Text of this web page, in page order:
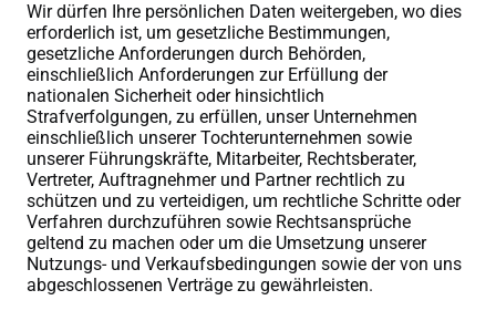
Wir dürfen Ihre persönlichen Daten weitergeben, wo dies
erforderlich ist, um gesetzliche Bestimmungen,
gesetzliche Anforderungen durch Behörden,
einschließlich Anforderungen zur Erfüllung der
nationalen Sicherheit oder hinsichtlich
Strafverfolgungen, zu erfüllen, unser Unternehmen
einschließlich unserer Tochterunternehmen sowie
unserer Führungskräfte, Mitarbeiter, Rechtsberater,
Vertreter, Auftragnehmer und Partner rechtlich zu
schützen und zu verteidigen, um rechtliche Schritte oder
Verfahren durchzuführen sowie Rechtsansprüche
geltend zu machen oder um die Umsetzung unserer
Nutzungs- und Verkaufsbedingungen sowie der von uns
abgeschlossenen Verträge zu gewährleisten.